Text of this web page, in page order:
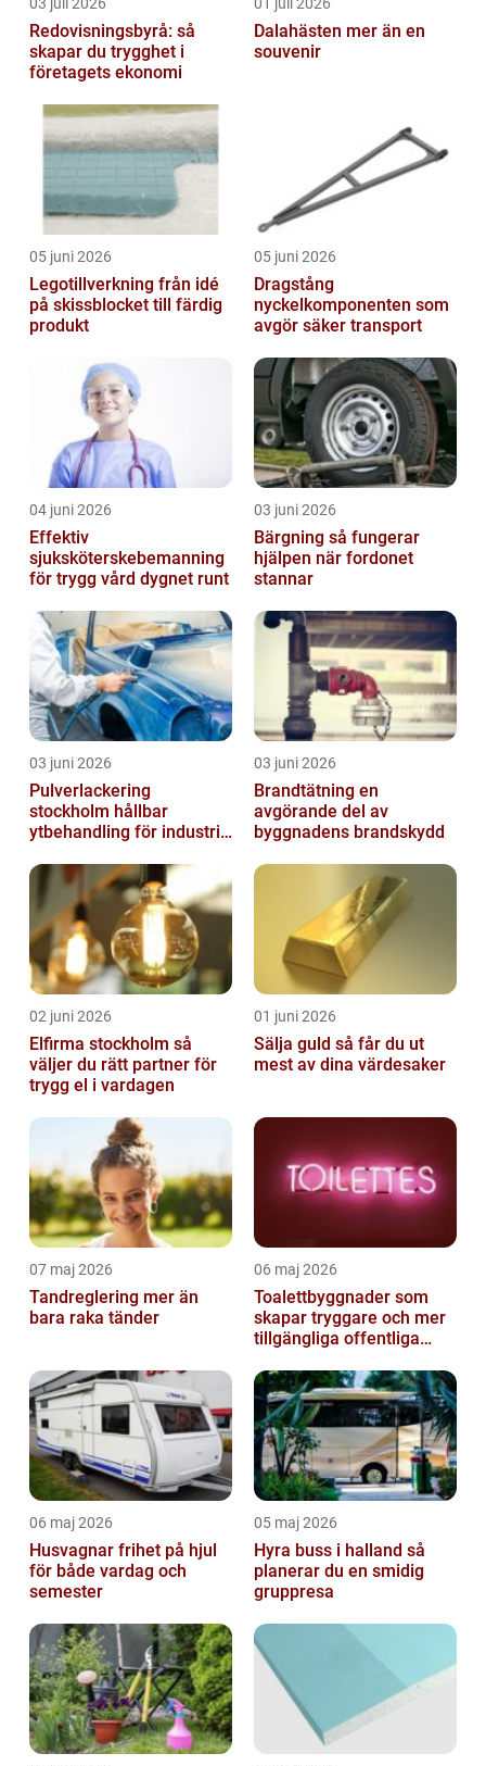
Redovisningsbyrå: så
skapar du trygghet i
företagets ekonomi
Dalahästen mer än en
souvenir
05 juni 2026
Legotillverkning från idé
på skissblocket till färdig
produkt
05 juni 2026
Dragstång
nyckelkomponenten som
avgör säker transport
04 juni 2026
Effektiv
sjuksköterskebemanning
för trygg vård dygnet runt
03 juni 2026
Bärgning så fungerar
hjälpen när fordonet
stannar
03 juni 2026
Pulverlackering
stockholm hållbar
ytbehandling för industri
03 juni 2026
Brandtätning en
avgörande del av
byggnadens brandskydd
02 juni 2026
Elfirma stockholm så
väljer du rätt partner för
trygg el i vardagen
01 juni 2026
Sälja guld så får du ut
mest av dina värdesaker
07 maj 2026
Tandreglering mer än
bara raka tänder
06 maj 2026
Toalettbyggnader som
skapar tryggare och mer
tillgängliga offentliga
06 maj 2026
Husvagnar frihet på hjul
för både vardag och
semester
05 maj 2026
Hyra buss i halland så
planerar du en smidig
gruppresa